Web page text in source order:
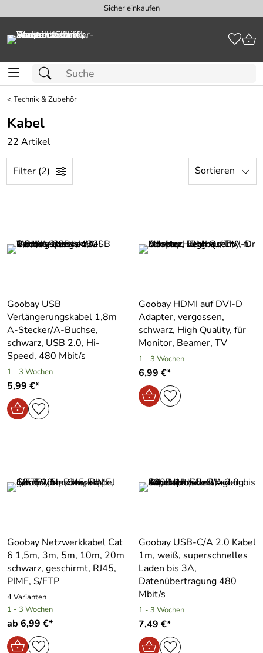
Sicher einkaufen
<Technik & Zubehör
Kabel
22 Artikel
Filter (2) Sortieren
Goobay USB
Verlängerungskabel 1,8m
A-Stecker/A-Buchse,
schwarz, USB 2.0, Hi-
Speed, 480 Mbit/s
1 - 3 Wochen
5,99 €*
Goobay HDMI auf DVI-D
Adapter, vergossen,
schwarz, High Quality, für
Monitor, Beamer, TV
1 - 3 Wochen
6,99 €*
Goobay Netzwerkkabel Cat
6 1,5m, 3m, 5m, 10m, 20m
schwarz, geschirmt, RJ45,
PIMF, S/FTP
4 Varianten
1 - 3 Wochen
ab 6,99 €*
Goobay USB-C/A 2.0 Kabel
1m, weiß, superschnelles
Laden bis 3A,
Datenübertragung 480
Mbit/s
1 - 3 Wochen
7,49 €*